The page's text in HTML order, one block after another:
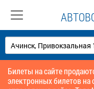
Билеты на сайте
электронных билетов на